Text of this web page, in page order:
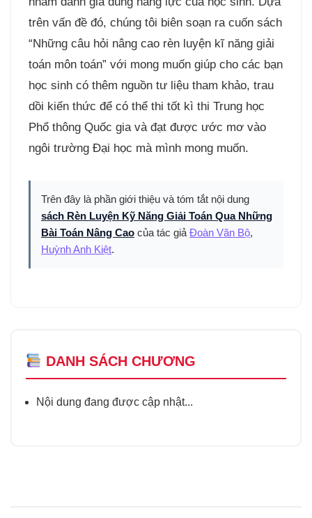
trên vấn đề đó, chúng tôi biên soạn ra cuốn sách
“Những câu hỏi nâng cao rèn luyện kĩ năng giải
toán môn toán” với mong muốn giúp cho các bạn
học sinh có thêm nguồn tư liệu tham khảo, trau
dồi kiến thức để có thể thi tốt kì thi Trung học
Phổ thông Quốc gia và đạt được ước mơ vào
ngôi trường Đại học mà mình mong muốn.
Trên đây là phần giới thiệu và tóm tắt nội dung
sách Rèn Luyện Kỹ Năng Giải Toán Qua Những
Bài Toán Nâng Cao của tác giả Đoàn Văn Bộ,
Huỳnh Anh Kiệt.
DANH SÁCH CHƯƠNG
Nội dung đang được cập nhật...